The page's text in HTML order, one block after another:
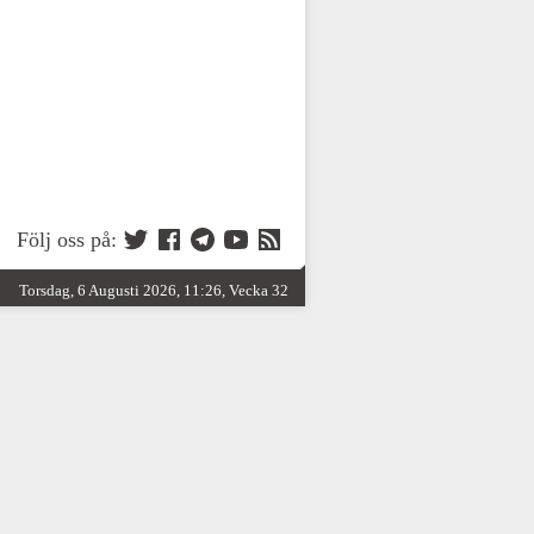
Följ oss på:
Torsdag, 6 Augusti 2026, 11:26, Vecka 32